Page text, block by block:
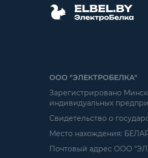
ООО "ЭЛЕКТРОБЕЛКА"
Зарегистрировано
индивидуальных
Свидетельство о
Место нахождения:
Почтовый адрес ООО